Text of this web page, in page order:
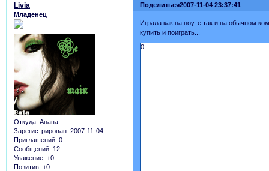
Поделиться2007-11-04 23:37:41
Livia
Младенец
Откуда: Анапа
Зарегистрирован: 2007-11-04
Приглашений: 0
Сообщений: 12
Уважение: +0
Позитив: +0
Играла как на ноуте так и на обычном
купить и поиграть...
0